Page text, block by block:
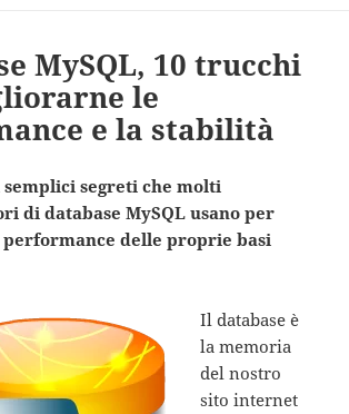
MySQL, 10 trucchi
le
e la stabilità
segreti che molti
di database MySQL usano per
delle proprie basi
Il database è
la memoria
del nostro
sito internet